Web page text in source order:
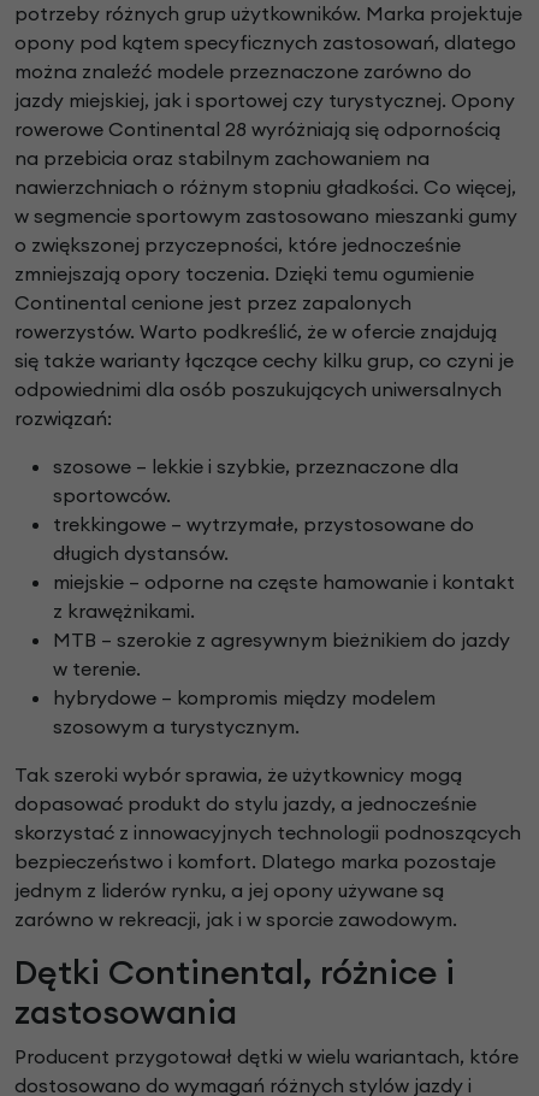
potrzeby różnych grup użytkowników. Marka projektuje
opony pod kątem specyficznych zastosowań, dlatego
można znaleźć modele przeznaczone zarówno do
jazdy miejskiej, jak i sportowej czy turystycznej. Opony
rowerowe Continental 28 wyróżniają się odpornością
na przebicia oraz stabilnym zachowaniem na
nawierzchniach o różnym stopniu gładkości. Co więcej,
w segmencie sportowym zastosowano mieszanki gumy
o zwiększonej przyczepności, które jednocześnie
zmniejszają opory toczenia. Dzięki temu ogumienie
Continental cenione jest przez zapalonych
rowerzystów. Warto podkreślić, że w ofercie znajdują
się także warianty łączące cechy kilku grup, co czyni je
odpowiednimi dla osób poszukujących uniwersalnych
rozwiązań:
szosowe – lekkie i szybkie, przeznaczone dla
sportowców.
trekkingowe – wytrzymałe, przystosowane do
długich dystansów.
miejskie – odporne na częste hamowanie i kontakt
z krawężnikami.
MTB – szerokie z agresywnym bieżnikiem do jazdy
w terenie.
hybrydowe – kompromis między modelem
szosowym a turystycznym.
Tak szeroki wybór sprawia, że użytkownicy mogą
dopasować produkt do stylu jazdy, a jednocześnie
skorzystać z innowacyjnych technologii podnoszących
bezpieczeństwo i komfort. Dlatego marka pozostaje
jednym z liderów rynku, a jej opony używane są
zarówno w rekreacji, jak i w sporcie zawodowym.
Dętki Continental, różnice i
zastosowania
Producent przygotował dętki w wielu wariantach, które
dostosowano do wymagań różnych stylów jazdy i